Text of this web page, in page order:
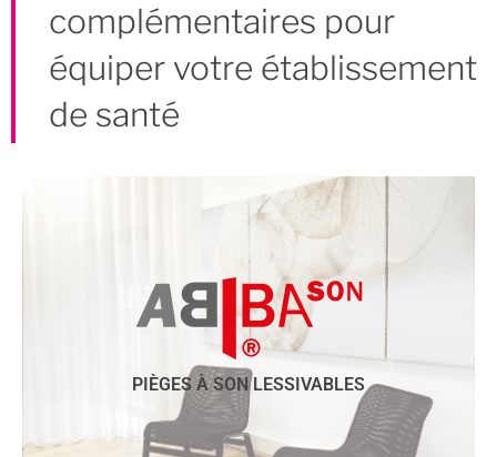
complémentaires pour
équiper votre établissement
de santé
PIÈGES À SON LESSIVABLES
Améliorez la qualité sonore de vos lieux
d’accueil, de passage, salles de pause, de
restauration grâce à nos pièges à son
lessivables et personnalisables.
Découvrez cette activité